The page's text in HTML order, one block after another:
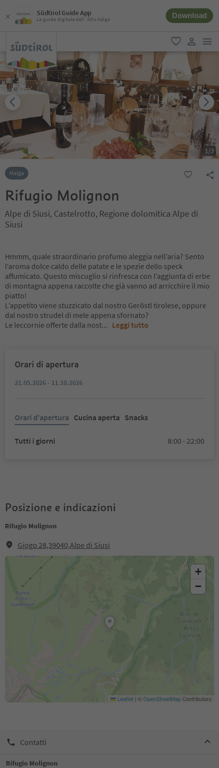
Südtirol Guide App
La guida digitale dell´Alto Adige Download
favoriti
user link
1/3
Malga
Rifugio Molignon
Alpe di Siusi, Castelrotto, Regione dolomitica Alpe di
Siusi
Hmmm, quale straordinario profumo aleggia nell’aria? Sento
l‘aroma dolce caldo delle patate e le spezie dello speck
affumicato. Questo miscuglio si rinfresca con l’aggiunta di erbe
di montagna appena raccolte che già vanno ad arricchire il mio
piatto!
L’appetito viene stuzzicato dal nostro Geröstl tirolese, oppure
dal nostro strudel di mele appena sfornato?
Le leccornie offerte dalla nost... Leggi tutto
Orari di apertura
21.05.2026 - 11.10.2026
Orari d'apertura Cucina aperta Snacks
Tutti i giorni 8:00 - 22:00
Posizione e indicazioni
Rifugio Molignon
Giogo 28,39040,Alpe di Siusi
+
−
Leaflet | ©OpenStreetMapContributors
Contatti
Rifugio Molignon